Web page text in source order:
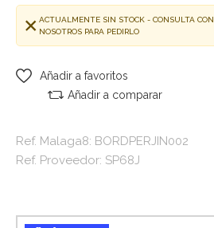
ACTUALMENTE SIN STOCK - CONSULTA CON
NOSOTROS PARA PEDIRLO
Añadir a favoritos
Añadir a comparar
Ref. Malaga8: BORDPERJIN002
Ref. Proveedor: SP68J